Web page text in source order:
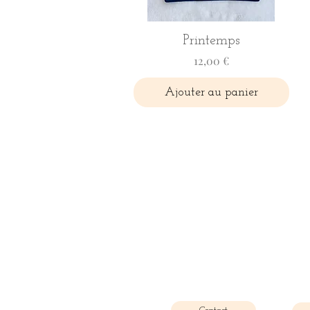
Printemps
Prix
12,00 €
Ajouter au panier